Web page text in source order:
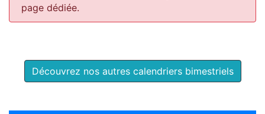
page dédiée.
Découvrez nos autres calendriers bimestriels